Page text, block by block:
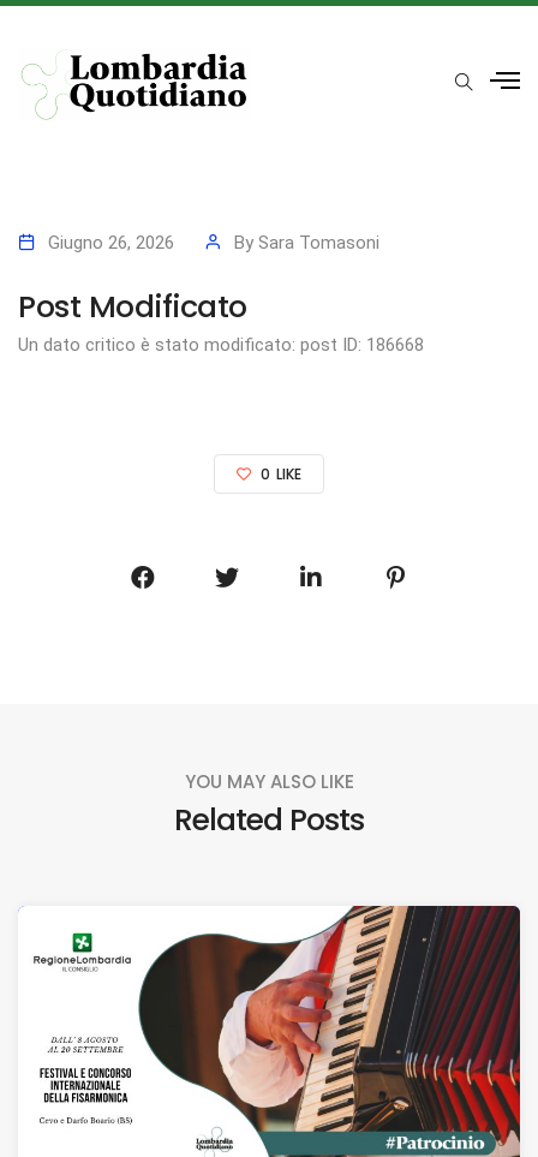
Giugno 26, 2026 By Sara Tomasoni
Post Modificato
Un dato critico è stato modificato: post ID: 186668
0 LIKE
YOU MAY ALSO LIKE
Related Posts